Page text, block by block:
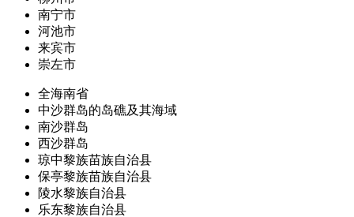
南宁市
河池市
来宾市
崇左市
全海南省
中沙群岛的岛礁及其海域
南沙群岛
西沙群岛
琼中黎族苗族自治县
保亭黎族苗族自治县
陵水黎族自治县
乐东黎族自治县